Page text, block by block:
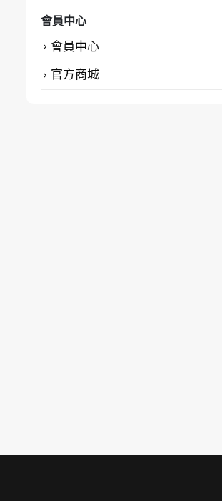
會員中心
會員中心
官方商城